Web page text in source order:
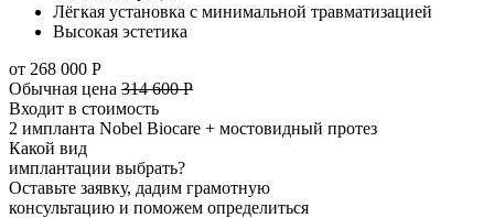
Лёгкая установка с минимальной травматизацией
Высокая эстетика
от 268 000 Р
Обычная цена 314 600 Р
Входит в стоимость
2 импланта Nobel Biocare + мостовидный протез
Какой вид
имплантации выбрать?
Оставьте заявку, дадим грамотную
консультацию и поможем определиться